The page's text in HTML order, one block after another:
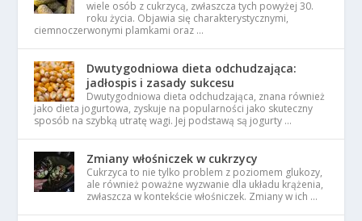
wiele osób z cukrzycą, zwłaszcza tych powyżej 30.
roku życia. Objawia się charakterystycznymi,
ciemnoczerwonymi plamkami oraz …
Dwutygodniowa dieta odchudzająca:
jadłospis i zasady sukcesu
Dwutygodniowa dieta odchudzająca, znana również
jako dieta jogurtowa, zyskuje na popularności jako skuteczny
sposób na szybką utratę wagi. Jej podstawą są jogurty …
Zmiany włośniczek w cukrzycy
Cukrzyca to nie tylko problem z poziomem glukozy,
ale również poważne wyzwanie dla układu krążenia,
zwłaszcza w kontekście włośniczek. Zmiany w ich …